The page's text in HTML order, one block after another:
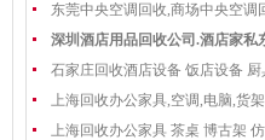
东莞中央空调回收,商场中央空调
深圳酒店用品回收公司.酒店家私
石家庄回收酒店设备 饭店设备 厨
上海回收办公家具,空调,电脑,货
上海回收办公家具 茶桌 博古架